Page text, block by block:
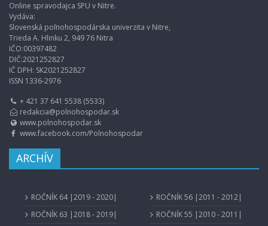
Online spravodajca SPU v Nitre.
Vydáva:
Slovenská poľnohospodárska univerzita v Nitre,
Trieda A. Hlinku 2, 949 76 Nitra
IČO:00397482
DIČ:2021252827
IČ DPH: SK2021252827
ISSN 1336-2976
+ 421 37 641 5538 (5533)
redakcia@polnohospodar.sk
www.polnohospodar.sk
www.facebook.com/Polnohospodar
ARCHÍV
ROČNÍK 64 |2019 - 2020|
ROČNÍK 63 |2018 - 2019|
ROČNÍK 56 |2011 - 2012|
ROČNÍK 55 |2010 - 2011|